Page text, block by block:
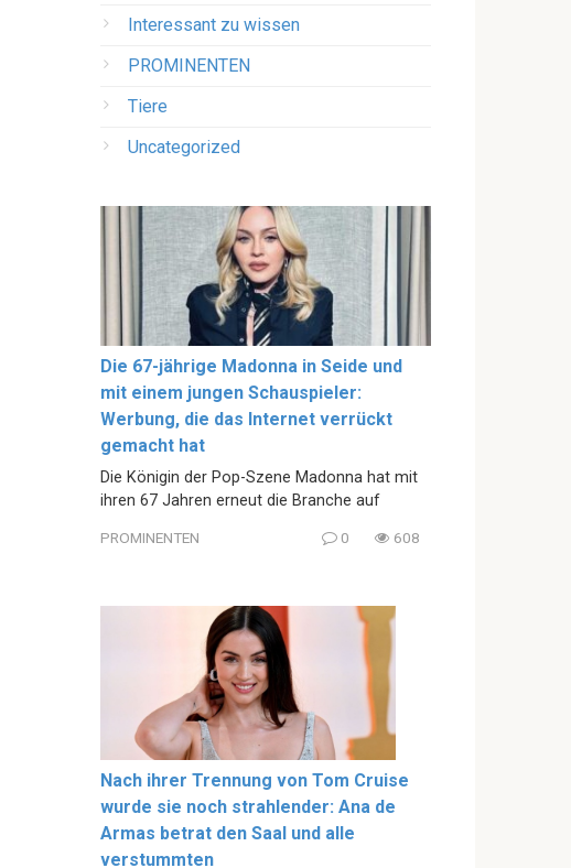
Interessant zu wissen
PROMINENTEN
Tiere
Uncategorized
Die 67-jährige Madonna in Seide und
mit einem jungen Schauspieler:
Werbung, die das Internet verrückt
gemacht hat
Die Königin der Pop-Szene Madonna hat mit
ihren 67 Jahren erneut die Branche auf
PROMINENTEN 0 608
Nach ihrer Trennung von Tom Cruise
wurde sie noch strahlender: Ana de
Armas betrat den Saal und alle
verstummten